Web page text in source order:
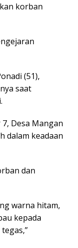
korban
(51),
saat
Desa Mangan
dalam keadaan
dan
warna hitam,
kepada